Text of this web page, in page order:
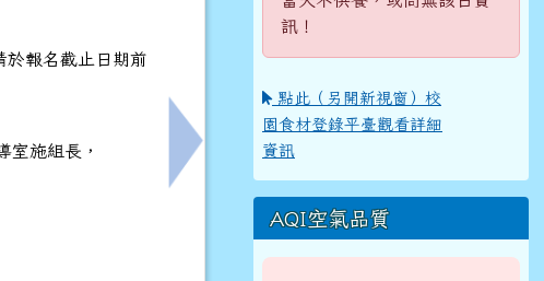
年度南區、安平區普通班教師「情障輔導實務研習」，鼓勵所屬教
報名截止日期前
室施組長，
下一筆：轉知本市資優中心辦理115年度7-9
訊！
點此（另開新視窗）校
園食材登錄平臺觀看詳細
資訊
AQI空氣品質